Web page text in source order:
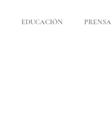
EDUCACIÓN PRENSA